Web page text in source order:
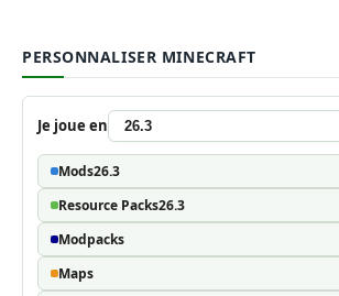
PERSONNALISER MINECRAFT
Je joue en
Mods26.3
Resource Packs26.3
Modpacks
Maps